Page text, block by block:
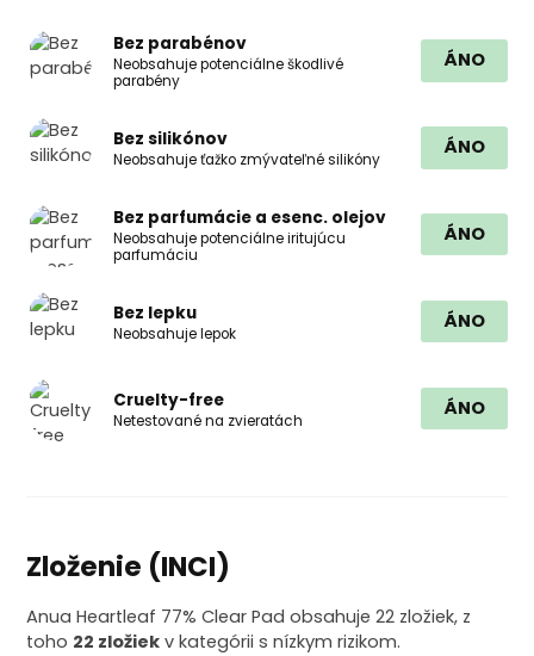
Bez parabénov
Neobsahuje potenciálne škodlivé
parabény
ÁNO
Bez silikónov
Neobsahuje ťažko zmývateľné silikóny
ÁNO
Bez parfumácie a esenc. olejov
Neobsahuje potenciálne iritujúcu
parfumáciu
ÁNO
Bez lepku
Neobsahuje lepok
ÁNO
Cruelty-free
Netestované na zvieratách
ÁNO
Zloženie (INCI)
Anua Heartleaf 77% Clear Pad obsahuje 22 zložiek, z
toho 22 zložiek v kategórii s nízkym rizikom.